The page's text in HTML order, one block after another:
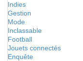
Indies
Gestion
Mode
Inclassable
Football
Jouets connectés
Enquête